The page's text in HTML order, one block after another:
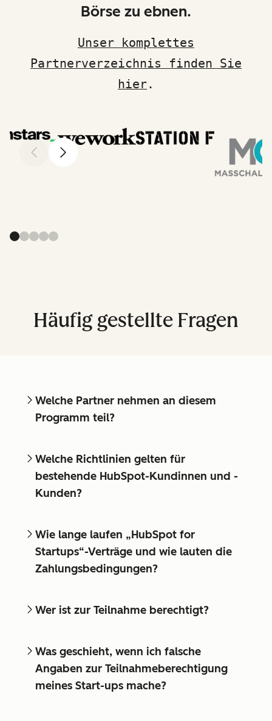
Börse zu ebnen.
Unser komplettes
Partnerverzeichnis finden Sie
hier.
ZurückWeiter
Häufig gestellte Fragen
Welche Partner nehmen an diesem
Programm teil?
Welche Richtlinien gelten für
bestehende HubSpot-Kundinnen und -
Kunden?
Wie lange laufen „HubSpot for
Startups“-Verträge und wie lauten die
Zahlungsbedingungen?
Wer ist zur Teilnahme berechtigt?
Was geschieht, wenn ich falsche
Angaben zur Teilnahmeberechtigung
meines Start-ups mache?